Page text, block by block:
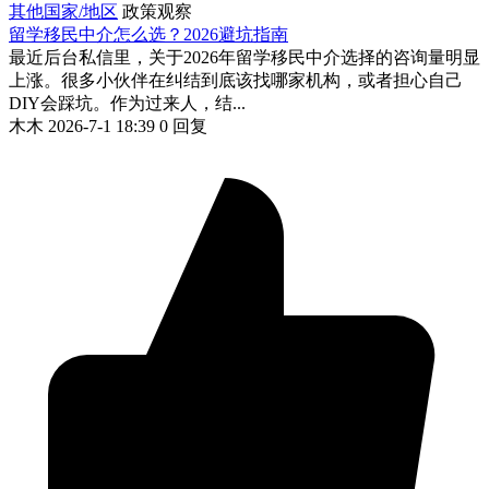
其他国家/地区 政策观察
留学移民中介怎么选？2026避坑指南
最近后台私信里，关于2026年留学移民中介选择的咨询量明显
上涨。很多小伙伴在纠结到底该找哪家机构，或者担心自己
DIY会踩坑。作为过来人，结...
木木 2026-7-1 18:39 0 回复